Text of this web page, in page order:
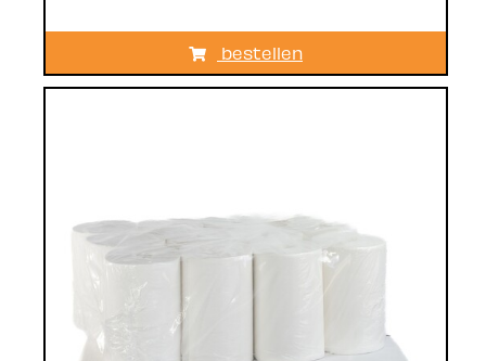
bestellen